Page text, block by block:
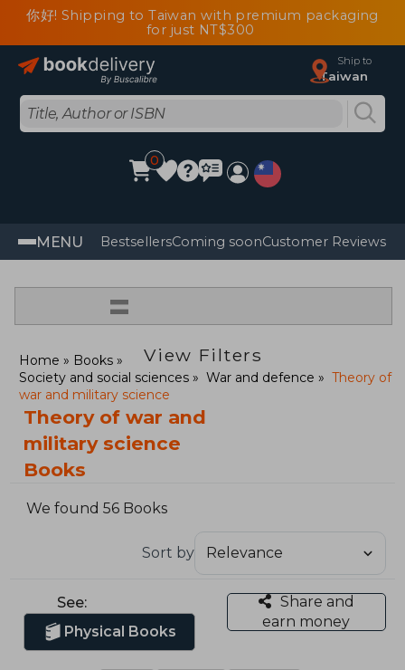
你好! Shipping to Taiwan with premium packaging
for just NT$300
Ship to
Taiwan
0
MENU BestsellersComing soonCustomer Reviews
=
View Filters
Home
Books
Society and social sciences
War and defence
Theory of
war and military science
Theory of war and
military science
Books
We found 56 Books
Sort by
See:
Physical Books
Share and
earn money